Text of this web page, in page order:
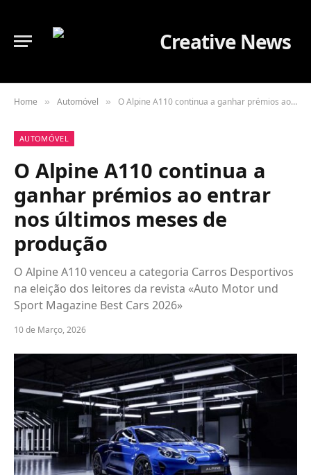
Home » Automóvel » O Alpine A110 continua a ganhar prémios ao entrar nos últimos meses de produção
AUTOMÓVEL
O Alpine A110 continua a
ganhar prémios ao entrar
nos últimos meses de
produção
O Alpine A110 venceu a categoria Carros Desportivos
na eleição dos leitores da revista «Auto Motor und
Sport Magazine Best Cars 2026»
10 de Março, 2026